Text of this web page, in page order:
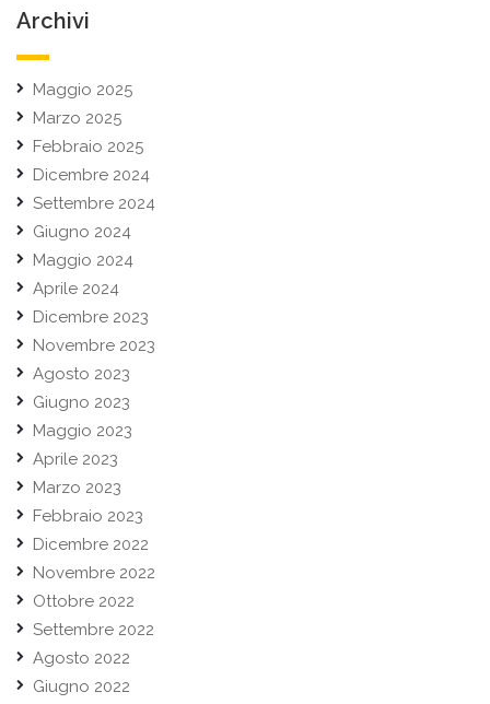
Archivi
Maggio 2025
Marzo 2025
Febbraio 2025
Dicembre 2024
Settembre 2024
Giugno 2024
Maggio 2024
Aprile 2024
Dicembre 2023
Novembre 2023
Agosto 2023
Giugno 2023
Maggio 2023
Aprile 2023
Marzo 2023
Febbraio 2023
Dicembre 2022
Novembre 2022
Ottobre 2022
Settembre 2022
Agosto 2022
Giugno 2022